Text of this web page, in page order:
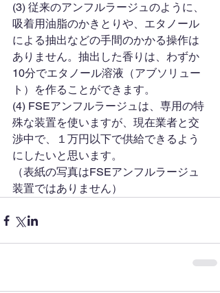
(3) 従来のアンフルラージュのように、
吸着用油脂のかきとりや、エタノール
による抽出などの手間のかかる操作は
ありません。抽出した香りは、わずか
10分でエタノール溶液（アブソリュー
ト）を作ることができます。
(4) FSEアンフルラージュは、専用の特
殊な装置を使いますが、現在業者と交
渉中で、１万円以下で供給できるよう
にしたいと思います。
（表紙の写真はFSEアンフルラージュ
装置ではありません）